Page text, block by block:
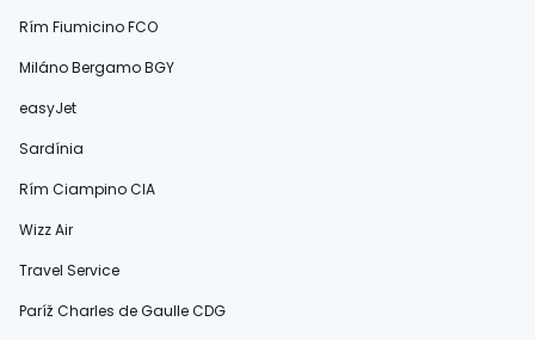
Rím Fiumicino FCO
Miláno Bergamo BGY
easyJet
Sardínia
Rím Ciampino CIA
Wizz Air
Travel Service
Paríž Charles de Gaulle CDG